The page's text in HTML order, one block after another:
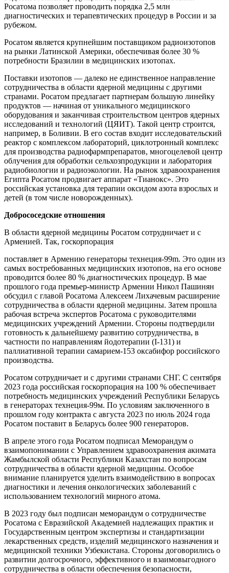
Росатома позволяет проводить порядка 2,5 млн
диагностических и терапевтических процедур в России и за
рубежом.
Росатом является крупнейшим поставщиком радиоизотопов
на рынки Латинской Америки, обеспечивая более 30 %
потребности Бразилии в медицинских изотопах.
Поставки изотопов — далеко не единственное направление
сотрудничества в области ядерной медицины с другими
странами. Росатом предлагает партнерам большую линейку
продуктов — начиная от уникального медицинского
оборудования и заканчивая строительством центров ядерных
исследований и технологий (ЦЯИТ). Такой центр строится,
например, в Боливии. В его состав входит исследовательский
реактор с комплексом лабораторий, циклотронный комплекс
для производства радиофармпрепаратов, многоцелевой центр
облучения для обработки сельхозпродукции и лаборатория
радиобиологии и радиоэкологии. На рынок здравоохранения
Египта Росатом продвигает аппарат «Тианокс». Это
российская установка для терапии оксидом азота взрослых и
детей (в том числе новорожденных).
Добрососедские отношения
В области ядерной медицины Росатом сотрудничает и с
Арменией. Так, госкорпорация
поставляет в Армению генераторы технеция-99m. Это один из
самых востребованных медицинских изотопов, на его основе
проводится более 80 % диагностических процедур. В мае
прошлого года премьер-министр Армении Никол Пашинян
обсудил с главой Росатома Алексеем Лихачевым расширение
сотрудничества в области ядерной медицины. Затем прошла
рабочая встреча экспертов Росатома с руководителями
медицинских учреждений Армении. Стороны подтвердили
готовность к дальнейшему развитию сотрудничества, в
частности по направлениям йодотерапии (I-131) и
паллиативной терапии самарием-153 оксабифор российского
производства.
Росатом сотрудничает и с другими странами СНГ. С сентября
2023 года российская госкорпорация на 100 % обеспечивает
потребность медицинских учреждений Республики Беларусь
в генераторах технеция-99м. По условиям заключенного в
прошлом году контракта с августа 2023 по июль 2024 года
Росатом поставит в Беларусь более 900 генераторов.
В апреле этого года Росатом подписал Меморандум о
взаимопонимании с Управлением здравоохранения акимата
Жамбылской области Республики Казахстан по вопросам
сотрудничества в области ядерной медицины. Особое
внимание планируется уделить взаимодействию в вопросах
диагностики и лечения онкологических заболеваний с
использованием технологий мирного атома.
В 2023 году был подписан меморандум о сотрудничестве
Росатома с Евразийской Академией надлежащих практик и
Государственным центром экспертизы и стандартизации
лекарственных средств, изделий медицинского назначения и
медицинской техники Узбекистана. Стороны договорились о
развитии долгосрочного, эффективного и взаимовыгодного
сотрудничества в области обеспечения безопасности,